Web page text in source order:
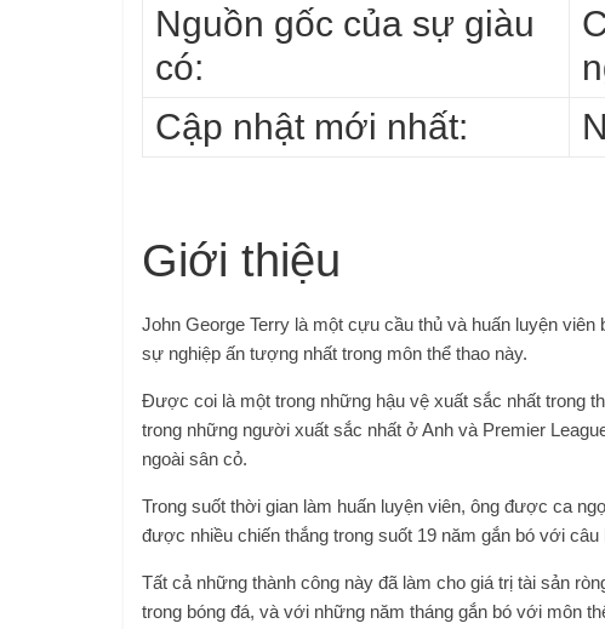
Nguồn gốc của sự giàu
có:
Cập nhật mới nhất:
Giới thiệu
John George Terry là một cựu cầu thủ và huấn luyện
sự nghiệp ấn tượng nhất trong môn thể thao này.
Được coi là một trong những hậu vệ xuất sắc nhất trong
trong những người xuất sắc nhất ở Anh và Premier
ngoài sân cỏ.
Trong suốt thời gian làm huấn luyện viên, ông được ca
được nhiều chiến thắng trong suốt 19 năm gắn bó với câu
Tất cả những thành công này đã làm cho giá trị tài sản
trong bóng đá, và với những năm tháng gắn bó với môn